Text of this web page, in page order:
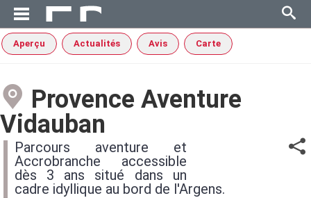
Aperçu Actualités Avis Carte
Provence Aventure
Vidauban
Parcours aventure et
Accrobranche accessible
dès 3 ans situé dans un
cadre idyllique au bord de l'Argens.